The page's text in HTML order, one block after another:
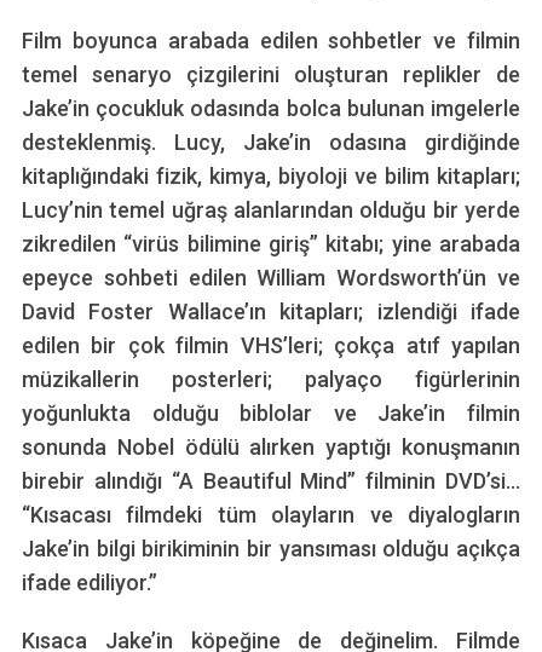
Film boyunca arabada edilen sohbetler ve filmin
temel senaryo çizgilerini oluşturan replikler de
Jake’in çocukluk odasında bolca bulunan imgelerle
desteklenmiş. Lucy, Jake’in odasına girdiğinde
kitaplığındaki fizik, kimya, biyoloji ve bilim kitapları;
Lucy’nin temel uğraş alanlarından olduğu bir yerde
zikredilen “virüs bilimine giriş” kitabı; yine arabada
epeyce sohbeti edilen William Wordsworth’ün ve
David Foster Wallace’ın kitapları; izlendiği ifade
edilen bir çok filmin VHS’leri; çokça atıf yapılan
müzikallerin posterleri; palyaço figürlerinin
yoğunlukta olduğu biblolar ve Jake’in filmin
sonunda Nobel ödülü alırken yaptığı konuşmanın
birebir alındığı “A Beautiful Mind” filminin DVD’si…
“Kısacası filmdeki tüm olayların ve diyalogların
Jake’in bilgi birikiminin bir yansıması olduğu açıkça
ifade ediliyor.”
Kısaca Jake’in köpeğine de değinelim. Filmde